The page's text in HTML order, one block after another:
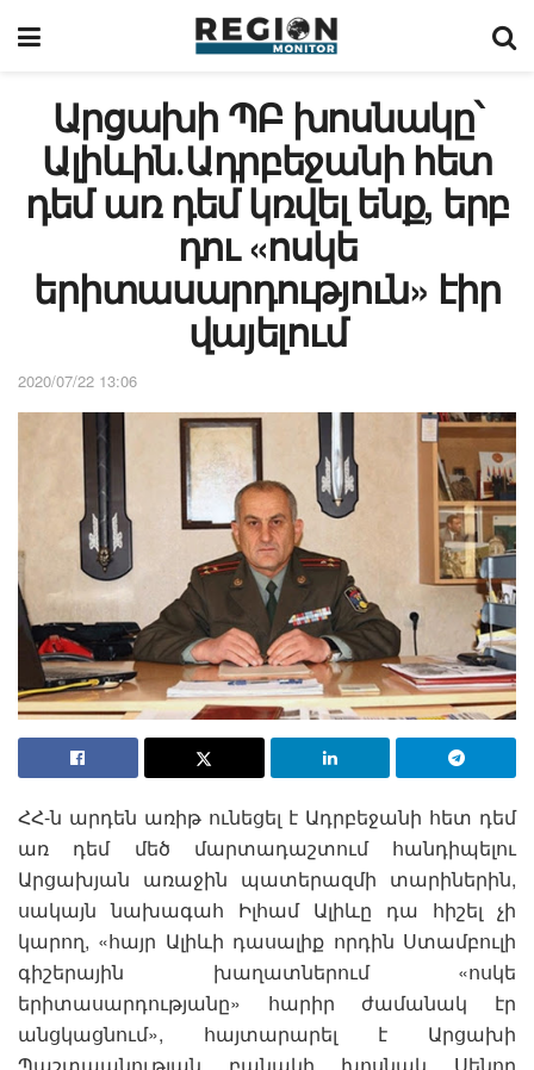
Արցախի ՊԲ խոսնակը՝
Ալիևին․Ադրբեջանի հետ
դեմ առ դեմ կռվել ենք, երբ
դու «ոսկե
երիտասարդություն» էիր
վայելում
2020/07/22 13:06
ՀՀ-ն արդեն առիթ ունեցել է Ադրբեջանի հետ դեմ
առ դեմ մեծ մարտադաշտում հանդիպելու
Արցախյան առաջին պատերազմի տարիներին,
սակայն նախագահ Իլհամ Ալիևը դա հիշել չի
կարող, «հայր Ալիևի դասալիք որդին Ստամբուլի
գիշերային խաղատներում «ոսկե
երիտասարդությանը» հարիր ժամանակ էր
անցկացնում», հայտարարել է Արցախի
Պաշտպանության բանակի խոսնակ Սենոր